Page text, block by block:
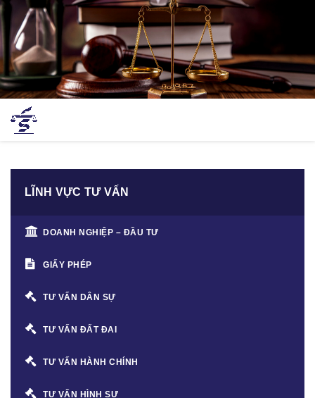
LĨNH VỰC TƯ VẤN
DOANH NGHIỆP – ĐẦU TƯ
GIẤY PHÉP
TƯ VẤN DÂN SỰ
TƯ VẤN ĐẤT ĐAI
TƯ VẤN HÀNH CHÍNH
TƯ VẤN HÌNH SỰ